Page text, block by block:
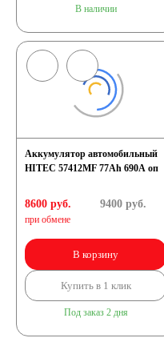
В наличии
Аккумулятор автомобильный
HITEC 57412MF 77Ah 690A оп
8600 руб.
при обмене
9400руб.
В корзину
Купить в 1 клик
Под заказ 2 дня